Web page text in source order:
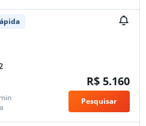
R$ 5.160
Pesquisar